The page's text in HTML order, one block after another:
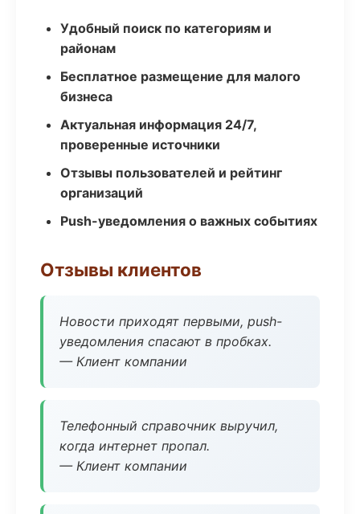
Удобный поиск по категориям и
районам
Бесплатное размещение для малого
бизнеса
Актуальная информация 24/7,
проверенные источники
Отзывы пользователей и рейтинг
организаций
Push-уведомления о важных событиях
Отзывы клиентов
Новости приходят первыми, push-
уведомления спасают в пробках.
— Клиент компании
Телефонный справочник выручил,
когда интернет пропал.
— Клиент компании